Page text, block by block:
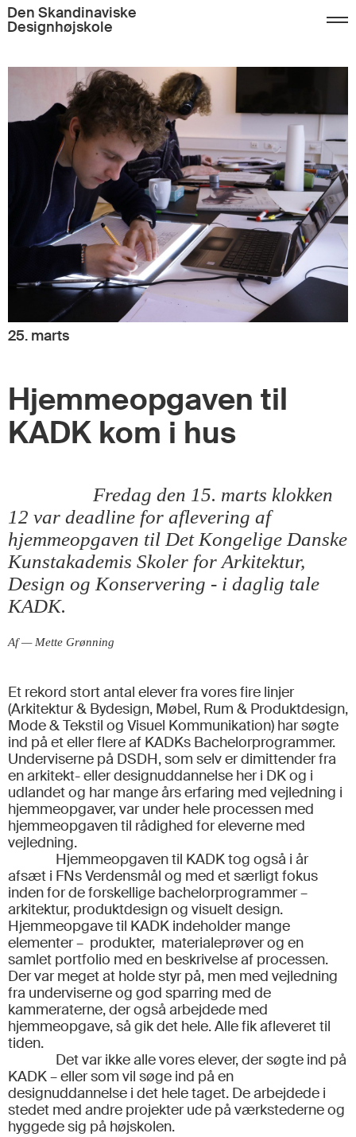
Den Skandinaviske
Designhøjskole
25. marts
Hjemmeopgaven til
KADK kom i hus
Fredag den 15. marts klokken
12 var deadline for aflevering af
hjemmeopgaven til Det Kongelige Danske
Kunstakademis Skoler for Arkitektur,
Design og Konservering - i daglig tale
KADK.
Af — Mette Grønning
Et rekord stort antal elever fra vores fire linjer
(Arkitektur & Bydesign, Møbel, Rum & Produktdesign,
Mode & Tekstil og Visuel Kommunikation) har søgte
ind på et eller flere af KADKs Bachelorprogrammer.
Underviserne på DSDH, som selv er dimittender fra
en arkitekt- eller designuddannelse her i DK og i
udlandet og har mange års erfaring med vejledning i
hjemmeopgaver, var under hele processen med
hjemmeopgaven til rådighed for eleverne med
vejledning.
Hjemmeopgaven til KADK tog også i år
afsæt i FNs Verdensmål og med et særligt fokus
inden for de forskellige bachelorprogrammer –
arkitektur, produktdesign og visuelt design.
Hjemmeopgave til KADK indeholder mange
elementer – produkter, materialeprøver og en
samlet portfolio med en beskrivelse af processen.
Der var meget at holde styr på, men med vejledning
fra underviserne og god sparring med de
kammeraterne, der også arbejdede med
hjemmeopgave, så gik det hele. Alle fik afleveret til
tiden.
Det var ikke alle vores elever, der søgte ind på
KADK – eller som vil søge ind på en
designuddannelse i det hele taget. De arbejdede i
stedet med andre projekter ude på værkstederne og
hyggede sig på højskolen.